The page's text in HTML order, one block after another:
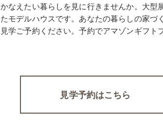
かなえたい暮らしを見に行きませんか。大
たモデルハウスです。あなたの暮らしの家
見学ご予約ください。予約でアマゾンギフト
見学予約はこちら